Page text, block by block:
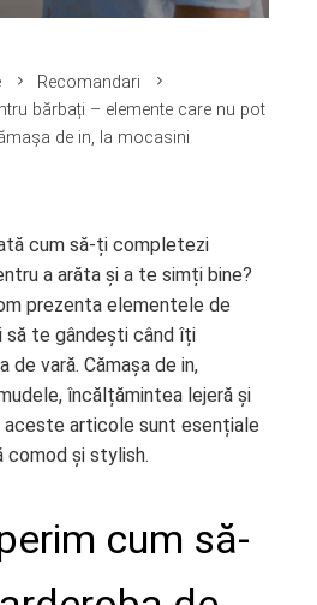
Recomandari
bărbați – elemente care nu pot
de in, la mocasini
cum să-ți completezi
a arăta și a te simți bine?
prezenta elementele de
să te gândești când îți
vară. Cămașa de in,
încălțămintea lejeră și
articole sunt esențiale
comod și stylish.
cum să-